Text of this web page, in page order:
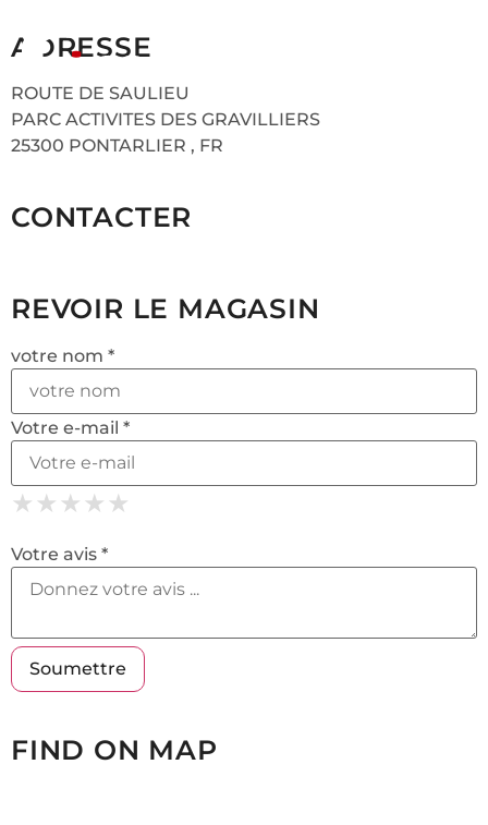
ADRESSE
ROUTE DE SAULIEU
PARC ACTIVITES DES GRAVILLIERS
25300 PONTARLIER , FR
CONTACTER
REVOIR LE MAGASIN
votre nom *
Votre e-mail *
★
★ ★
★ ★ ★
★ ★ ★ ★
★ ★ ★ ★ ★
Votre avis *
FIND ON MAP